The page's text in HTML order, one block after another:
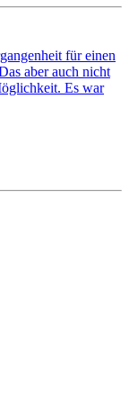
für einen
aber auch nicht
Es war